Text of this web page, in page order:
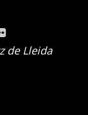
de Lleida